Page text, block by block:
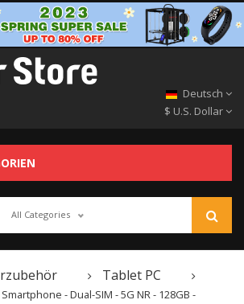
Deutsch
$ U.S. Dollar
All Categories
Tablet PC
- Dual-SIM - 5G NR - 128GB -